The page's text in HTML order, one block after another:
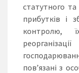
статутного
прибутків і
контролю,
пов’язані з